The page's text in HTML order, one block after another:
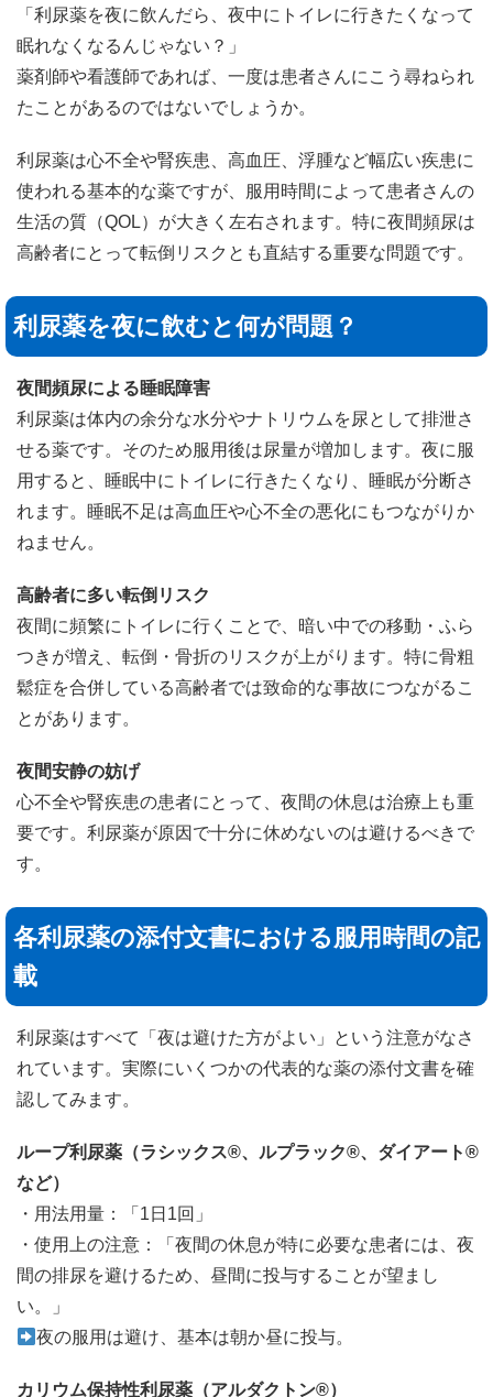
「利尿薬を夜に飲んだら、夜中にトイレに行きたくなって
眠れなくなるんじゃない？」
薬剤師や看護師であれば、一度は患者さんにこう尋ねられ
たことがあるのではないでしょうか。
利尿薬は心不全や腎疾患、高血圧、浮腫など幅広い疾患に
使われる基本的な薬ですが、服用時間によって患者さんの
生活の質（QOL）が大きく左右されます。特に夜間頻尿は
高齢者にとって転倒リスクとも直結する重要な問題です。
利尿薬を夜に飲むと何が問題？
夜間頻尿による睡眠障害
利尿薬は体内の余分な水分やナトリウムを尿として排泄さ
せる薬です。そのため服用後は尿量が増加します。夜に服
用すると、睡眠中にトイレに行きたくなり、睡眠が分断さ
れます。睡眠不足は高血圧や心不全の悪化にもつながりか
ねません。
高齢者に多い転倒リスク
夜間に頻繁にトイレに行くことで、暗い中での移動・ふら
つきが増え、転倒・骨折のリスクが上がります。特に骨粗
鬆症を合併している高齢者では致命的な事故につながるこ
とがあります。
夜間安静の妨げ
心不全や腎疾患の患者にとって、夜間の休息は治療上も重
要です。利尿薬が原因で十分に休めないのは避けるべきで
す。
各利尿薬の添付文書における服用時間の記
載
利尿薬はすべて「夜は避けた方がよい」という注意がなさ
れています。実際にいくつかの代表的な薬の添付文書を確
認してみます。
ループ利尿薬（ラシックス®、ルプラック®、ダイアート®
など）
・用法用量：「1日1回」
・使用上の注意：「夜間の休息が特に必要な患者には、夜
間の排尿を避けるため、昼間に投与することが望まし
い。」
夜の服用は避け、基本は朝か昼に投与。
カリウム保持性利尿薬（アルダクトン®）